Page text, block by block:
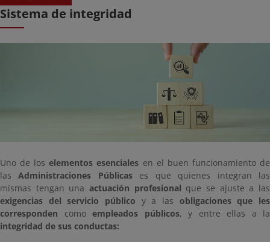
Sistema de integridad
Uno de loselementos esenciales en el buen funcionamiento de
lasAdministraciones Públicases que quienes integran las
mismas tengan una actuación profesional que se ajuste a las
exigencias del servicio público y a las obligaciones que les
corresponden como empleados públicos, y entre ellas a la
integridad de sus conductas: